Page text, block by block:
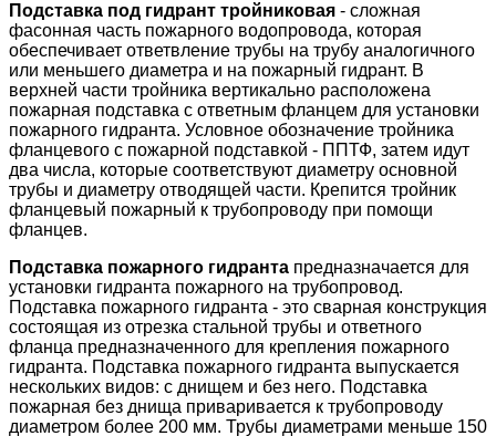
Подставка под гидрант тройниковая - сложная
фасонная часть пожарного водопровода, которая
обеспечивает ответвление трубы на трубу аналогичного
или меньшего диаметра и на пожарный гидрант. В
верхней части тройника вертикально расположена
пожарная подставка с ответным фланцем для установки
пожарного гидранта. Условное обозначение тройника
фланцевого с пожарной подставкой - ППТФ, затем идут
два числа, которые соответствуют диаметру основной
трубы и диаметру отводящей части. Крепится тройник
фланцевый пожарный к трубопроводу при помощи
фланцев.
Подставка пожарного гидранта предназначается для
установки гидранта пожарного на трубопровод.
Подставка пожарного гидранта - это сварная конструкция
состоящая из отрезка стальной трубы и ответного
фланца предназначенного для крепления пожарного
гидранта. Подставка пожарного гидранта выпускается
нескольких видов: с днищем и без него. Подставка
пожарная без днища приваривается к трубопроводу
диаметром более 200 мм. Трубы диаметрами меньше 150